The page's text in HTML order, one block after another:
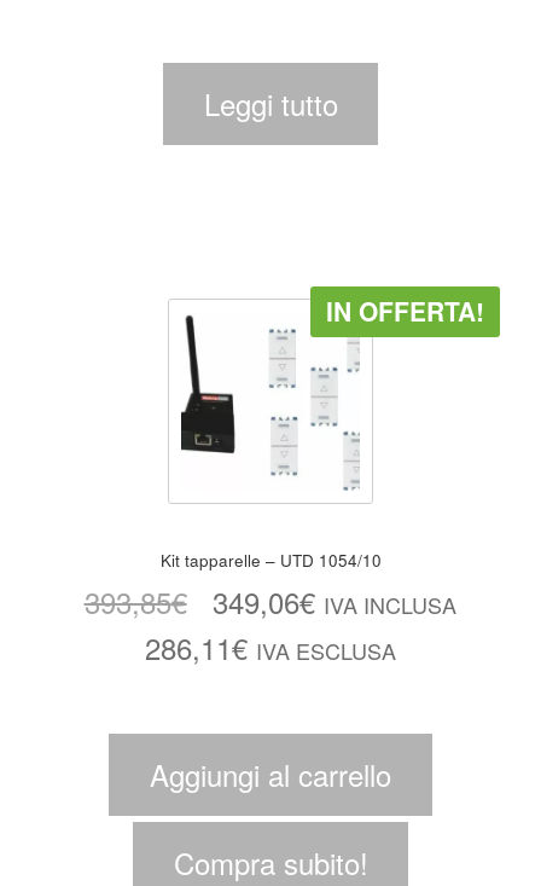
Leggi tutto
Kit tapparelle – UTD 1054/10
IN OFFERTA!
393,85€ 349,06€ IVA INCLUSA
286,11€ IVA ESCLUSA
Aggiungi al carrello
Compra subito!